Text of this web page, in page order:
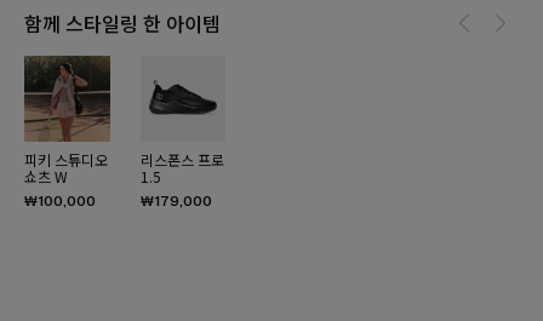
함께 스타일링 한 아이템
피키 스튜디오
쇼츠 W
₩100,000
리스폰스 프로
1.5
₩179,000